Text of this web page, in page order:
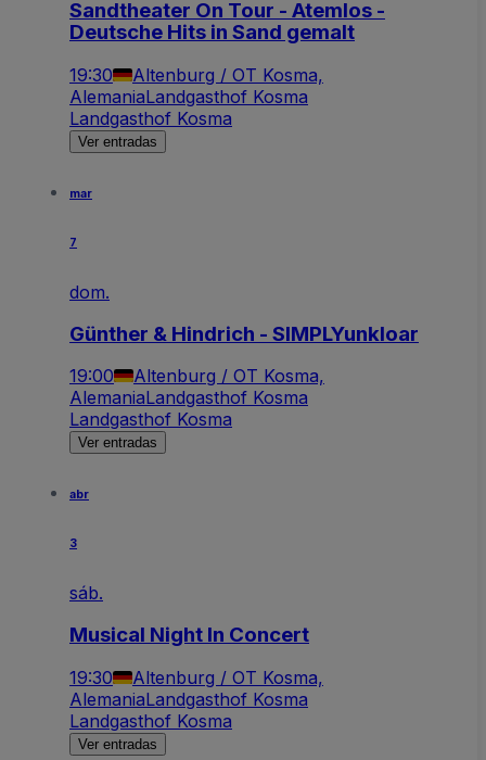
Sandtheater On Tour - Atemlos -
Deutsche Hits in Sand gemalt
19:30
Altenburg / OT Kosma,
AlemaniaLandgasthof Kosma
Landgasthof Kosma
Ver entradas
mar
7
dom.
Günther & Hindrich - SIMPLYunkloar
19:00
Altenburg / OT Kosma,
AlemaniaLandgasthof Kosma
Landgasthof Kosma
Ver entradas
abr
3
sáb.
Musical Night In Concert
19:30
Altenburg / OT Kosma,
AlemaniaLandgasthof Kosma
Landgasthof Kosma
Ver entradas